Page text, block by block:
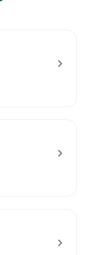
chevron_right
chevron_right
chevron_right